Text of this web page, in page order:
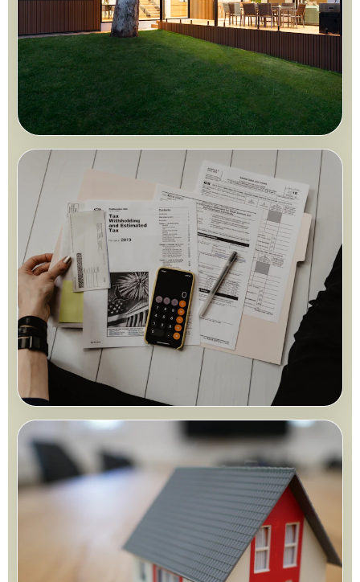
Buyer kuat bukan sekadar offer tinggi.
Buyer yang betul perlu sepadan dengan harga, bank
value, dokumen, DSR dan rekod bayaran.